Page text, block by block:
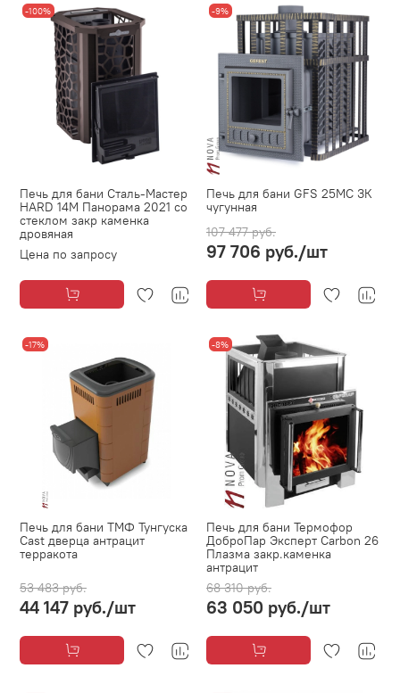
-100%
Печь для бани Сталь-Мастер
HARD 14М Панорама 2021 со
стеклом закр каменка
дровяная
Цена по запросу
-9%
Печь для бани GFS 25МС ЗК
чугунная
107 477 руб.
97 706 руб./шт
-17%
Печь для бани ТМФ Тунгуска
Cast дверца антрацит
терракота
53 483 руб.
44 147 руб./шт
-8%
Печь для бани Термофор
ДоброПар Эксперт Carbon 26
Плазма закр.каменка
антрацит
68 310 руб.
63 050 руб./шт